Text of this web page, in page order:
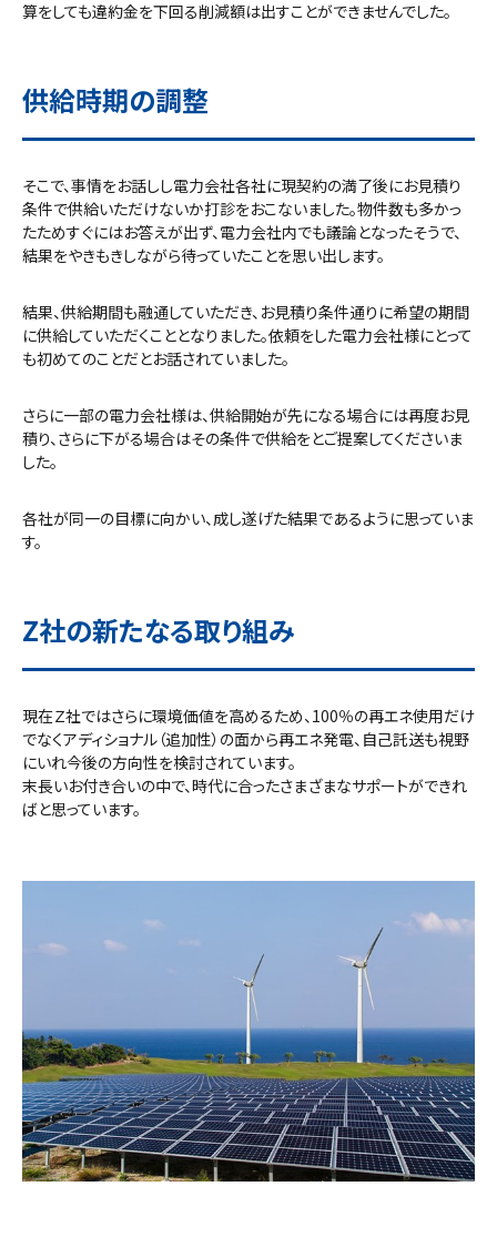
算をしても違約金を下回る削減額は出すことができませんでした。
供給時期の調整
そこで、事情をお話しし電力会社各社に現契約の満了後にお見積り
条件で供給いただけないか打診をおこないました。物件数も多かっ
たためすぐにはお答えが出ず、電力会社内でも議論となったそうで、
結果をやきもきしながら待っていたことを思い出します。
結果、供給期間も融通していただき、お見積り条件通りに希望の期間
に供給していただくこととなりました。依頼をした電力会社様にとって
も初めてのことだとお話されていました。
さらに一部の電力会社様は、供給開始が先になる場合には再度お見
積り、さらに下がる場合はその条件で供給をとご提案してくださいま
した。
各社が同一の目標に向かい、成し遂げた結果であるように思っていま
す。
Z社の新たなる取り組み
現在Ｚ社ではさらに環境価値を高めるため、100％の再エネ使用だけ
でなくアディショナル（追加性）の面から再エネ発電、自己託送も視野
にいれ今後の方向性を検討されています。
末長いお付き合いの中で、時代に合ったさまざまなサポートができれ
ばと思っています。